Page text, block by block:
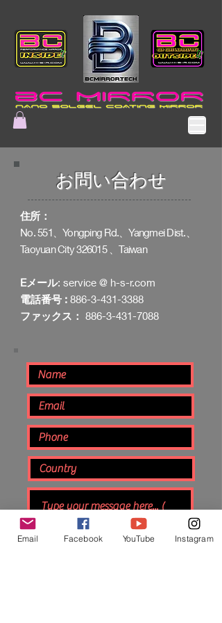
お問い合わせ
住所：
No. 551、Yongping Rd.、Yangmei Dist.、
Taoyuan City 326015 、Taiwan
Eメール: service @ h-s-r.com
電話番号 : 886-3-431-3388
ファックス： 886-3-431-7088
Email Facebook YouTube Instagram